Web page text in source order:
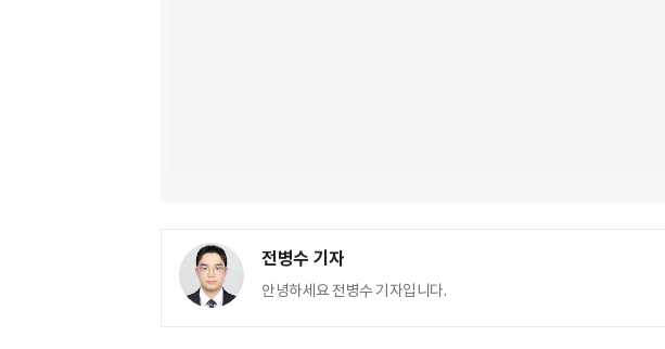
전병수 기자
안녕하세요 전병수 기자입니다.